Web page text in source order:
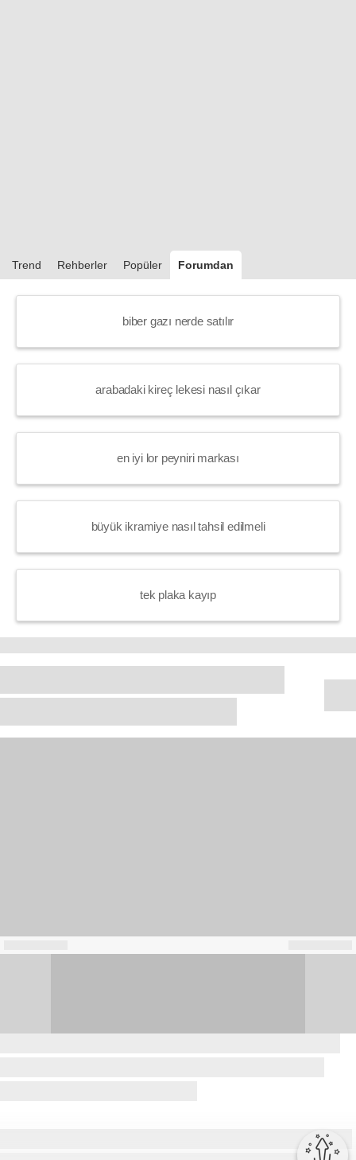
Trend Rehberler Popüler Forumdan
biber gazı nerde satılır
arabadaki kireç lekesi nasıl çıkar
en iyi lor peyniri markası
büyük ikramiye nasıl tahsil edilmeli
tek plaka kayıp